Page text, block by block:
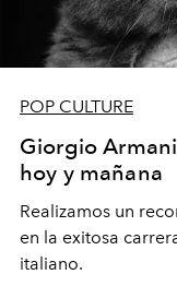
POP CULTURE
Giorgio
hoy y mañana
Realizamos un
en la exitosa
italiano.